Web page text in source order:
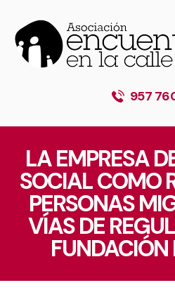
957
LA EMPRESA
SOCIAL COMO
PERSONAS
VÍAS DE